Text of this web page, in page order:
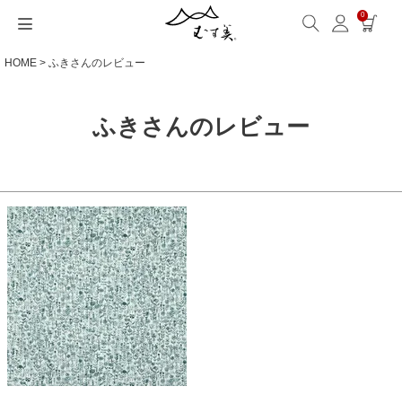
0
HOME ふきさんのレビュー
ふきさんのレビュー
サイズから選ぶ
Mサイズ(約68～70cm)
Lサイズ(約90～120cm)
XLサイズ(約130cm～)
ギフトシーンから選ぶ
ギフトシーン一覧
婚礼・引出物
卒入学・就職祝い
弔事・法事
記念品
海外へのお土産
シーンから選ぶ
お買い物
旅行
インテリア
ギフトラッピング
とっておきの日
素材から選ぶ
ポリエステル
リネン
ウール
レーヨン
正絹(絹100％)
シリーズ名から選ぶ
ミナ ペルホネン
ひめむすび(Adeline Klam)
kata kata
鈴木マサル
こはれ
ふくさ・念珠入れ
ふろしき書籍
名入れ・ラッピング
紙箱・木箱
発送・お問い合わせ
送料・お支払い方法
よくあるご質問
お問い合わせ
包み方・お手入れ
ワークショップ案内
ブログ・特集
キャンペーン情報
読みもの(ブログ)
読みもの一覧
ストール巻き方
洋服カバー
ふろしきパッチン活用
特集
ECOバッグ 70cm
OUTDOOR
むす美とは